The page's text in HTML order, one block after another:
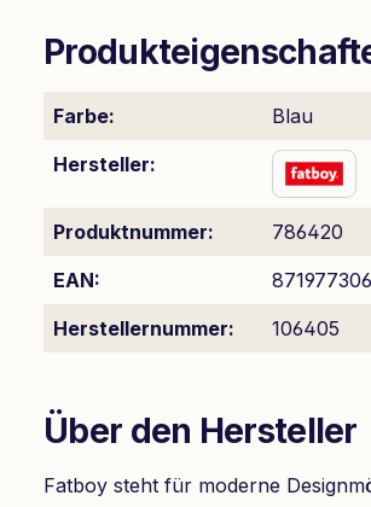
Farbe:
Blau
Hersteller:
Produktnummer:
786420
EAN:
Herstellernummer:
106405
Über den Hersteller
Fatboy steht für moderne